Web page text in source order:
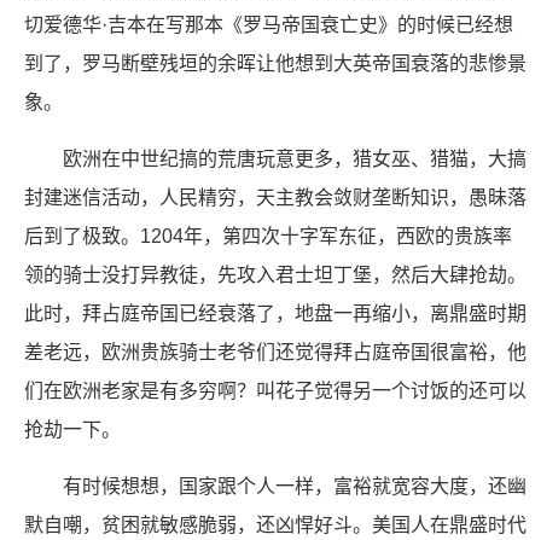
切爱德华·吉本在写那本《罗马帝国衰亡史》的时候已经想
到了，罗马断壁残垣的余晖让他想到大英帝国衰落的悲惨景
象。
欧洲在中世纪搞的荒唐玩意更多，猎女巫、猎猫，大搞
封建迷信活动，人民精穷，天主教会敛财垄断知识，愚昧落
后到了极致。1204年，第四次十字军东征，西欧的贵族率
领的骑士没打异教徒，先攻入君士坦丁堡，然后大肆抢劫。
此时，拜占庭帝国已经衰落了，地盘一再缩小，离鼎盛时期
差老远，欧洲贵族骑士老爷们还觉得拜占庭帝国很富裕，他
们在欧洲老家是有多穷啊？叫花子觉得另一个讨饭的还可以
抢劫一下。
有时候想想，国家跟个人一样，富裕就宽容大度，还幽
默自嘲，贫困就敏感脆弱，还凶悍好斗。美国人在鼎盛时代